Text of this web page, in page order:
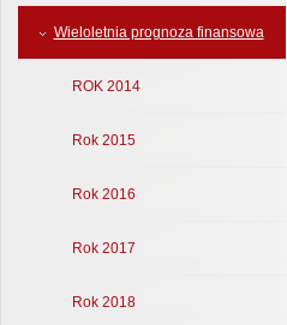
Wieloletnia prognoza finansowa
ROK 2014
Rok 2015
Rok 2016
Rok 2017
Rok 2018